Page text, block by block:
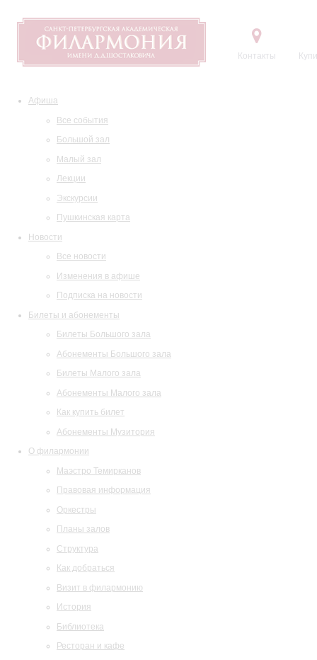
Контакты
Афиша
Все события
Большой зал
Малый зал
Лекции
Экскурсии
Пушкинская карта
Новости
Все новости
Изменения в афише
Подписка на новости
Билеты и абонементы
Билеты Большого зала
Абонементы Большого зала
Билеты Малого зала
Абонементы Малого зала
Как купить билет
Абонементы Музитория
О филармонии
Маэстро Темирканов
Правовая информация
Оркестры
Планы залов
Структура
Как добраться
Визит в филармонию
История
Библиотека
Ресторан и кафе